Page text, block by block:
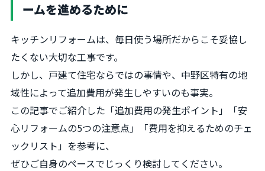
ームを進めるために
キッチンリフォームは、毎日使う場所だからこそ妥協し
たくない大切な工事です。
しかし、戸建て住宅ならではの事情や、中野区特有の地
域性によって追加費用が発生しやすいのも事実。
この記事でご紹介した「追加費用の発生ポイント」「安
心リフォームの5つの注意点」「費用を抑えるためのチェ
ックリスト」を参考に、
ぜひご自身のペースでじっくり検討してください。